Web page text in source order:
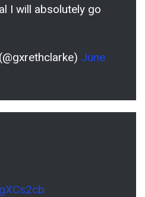
I will absolutely go
June